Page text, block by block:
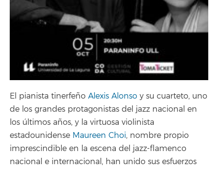
El pianista tinerfeño Alexis Alonso y su cuarteto, uno
de los grandes protagonistas del jazz nacional en
los últimos años, y la virtuosa violinista
estadounidense Maureen Choi, nombre propio
imprescindible en la escena del jazz-flamenco
nacional e internacional, han unido sus esfuerzos